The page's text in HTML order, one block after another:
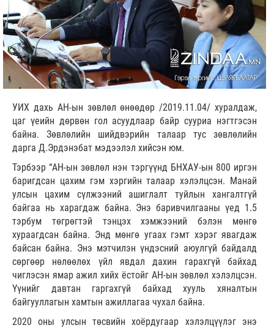
УИХ дахь АН-ын зөвлөл өнөөдөр /2019.11.04/ хуралдаж,
цаг үеийн дөрвөн гол асуудлаар байр сууриа нэгтгэсэн
байна. Зөвлөлийн шийдвэрийн талаар тус зөвлөлийн
дарга Д.Эрдэнэбат мэдээлэл хийсэн юм.
Тэрбээр “АН-ын зөвлөл нэн тэргүүнд БНХАУ-ын 800 иргэн
баригдсан цахим гэм хэргийн талаар хэлэлцсэн. Манай
улсын цахим сүлжээний ашиглалт туйлын хангалтгүй
байгаа нь харагдаж байна. Энэ баривчилгааны үед 1.5
тэрбум төгрөгтэй тэнцэх хэмжээний бэлэн мөнгө
хураагдсан байна. Энд мөнгө угаах гэмт хэрэг явагдаж
байсан байна. Энэ мэтчилэн үндэсний аюулгүй байдалд
сөргөөр нөлөөлөх үйл явдал дахин гарахгүй байхад
чиглэсэн ямар ажил хийх ёстойг АН-ын зөвлөл хэлэлцсэн.
Үүнийг давтан гаргахгүй байхад хууль хяналтын
байгууллагын хамтын ажиллагаа чухал байна.
2020 оны улсын төсвийн хоёрдугаар хэлэлцүүлэг энэ